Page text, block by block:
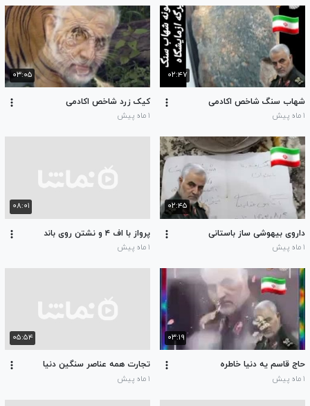
۰۲:۴۷
شهاب سنگ شاخص اکادمی
۱ ماه پیش
۰۳:۰۵
کیک زرد شاخص اکادمی
۱ ماه پیش
۰۲:۴۵
داروی بیهوشی ساز باستانی
۱ ماه پیش
۰۸:۰۱
پرواز با اف ۴ و نشتن روی باند
۱ ماه پیش
۰۳:۱۹
حاج قاسم یه دنیا خاطره
۱ ماه پیش
۰۵:۵۴
تجارت همه عناصر سنگین دنیا
۱ ماه پیش